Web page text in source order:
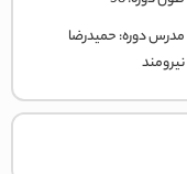
مدرس دوره:حمیدرضا
نیرومند